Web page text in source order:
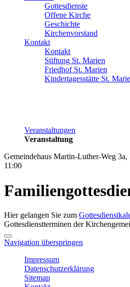
Gottesdienste
Offene Kirche
Geschichte
Kirchenvorstand
Kontakt
Kontakt
Stiftung St. Marien
Friedhof St. Marien
Kindertagesstätte St.
Veranstaltungen
Veranstaltung
Gemeindehaus Martin-Luther-Weg
11:00
Hier gelangen Sie zum
Gottesdienstterminen der
Navigation überspringen
Impressum
Datenschutzerklärung
Sitemap